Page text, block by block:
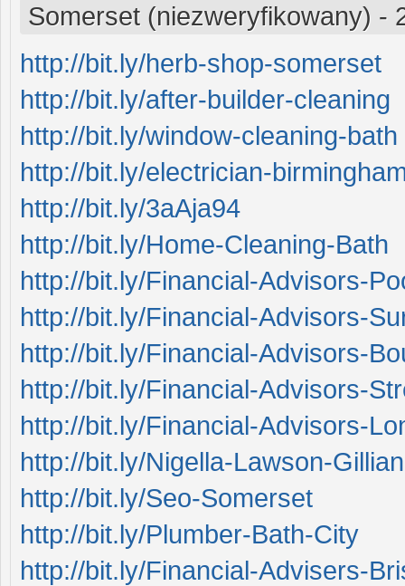
Somerset (niezweryfikowany) -
http://bit.ly/herb-shop-somerset
http://bit.ly/after-builder-cleaning
http://bit.ly/window-cleaning-bath
http://bit.ly/electrician-
http://bit.ly/3aAja94
http://bit.ly/Home-Cleaning-Bath
http://bit.ly/Financial-Advisors-
http://bit.ly/Financial-Advisors-
http://bit.ly/Financial-Advisors-
http://bit.ly/Financial-Advisors-
http://bit.ly/Financial-Advisors-
http://bit.ly/Nigella-Lawson-
http://bit.ly/Seo-Somerset
http://bit.ly/Plumber-Bath-City
http://bit.ly/Financial-Advisers-